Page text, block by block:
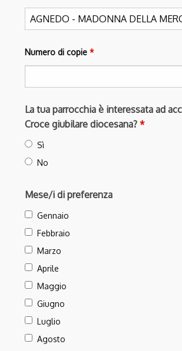
Numero di copie *
La tua parrocchia è interessata ad
Croce giubilare diocesana? *
Sì
No
Mese/i di preferenza
Gennaio
Febbraio
Marzo
Aprile
Maggio
Giugno
Luglio
Agosto